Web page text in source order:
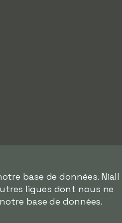
base de données. Niall
ligues dont nous ne
base de données.